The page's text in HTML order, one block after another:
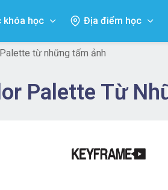
khóa học Địa điểm học
từ những tấm ảnh
Palette Từ